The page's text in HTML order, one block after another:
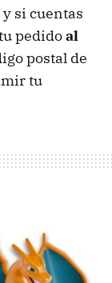
si cuentas
pedidoal
postal de
tu